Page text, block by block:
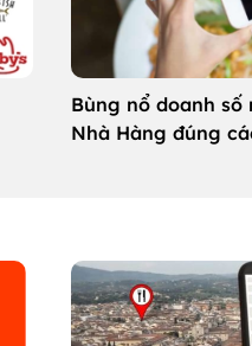
Bùng nổ doanh
Nhà Hàng đúng